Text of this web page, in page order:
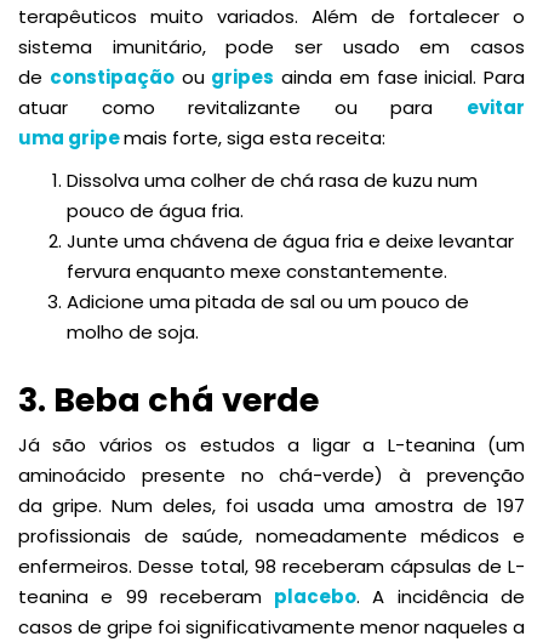
terapêuticos muito variados. Além de fortalecer o
sistema imunitário, pode ser usado em casos
de constipaçãoou gripes ainda em fase inicial. Para
atuar como revitalizante ou para evitar
uma gripemais forte, siga esta receita:
Dissolva uma colher de chá rasa de kuzu num
pouco de água fria.
Junte uma chávena de água fria e deixe levantar
fervura enquanto mexe constantemente.
Adicione uma pitada de sal ou um pouco de
molho de soja.
3. Beba chá verde
Já são vários os estudos a ligar a L-teanina (um
aminoácido presente no chá-verde) à prevenção
da gripe. Num deles, foi usada uma amostra de 197
profissionais de saúde, nomeadamente médicos e
enfermeiros. Desse total, 98 receberam cápsulas de L-
teanina e 99 receberam placebo. A incidência de
casos de gripe foi significativamente menor naqueles a